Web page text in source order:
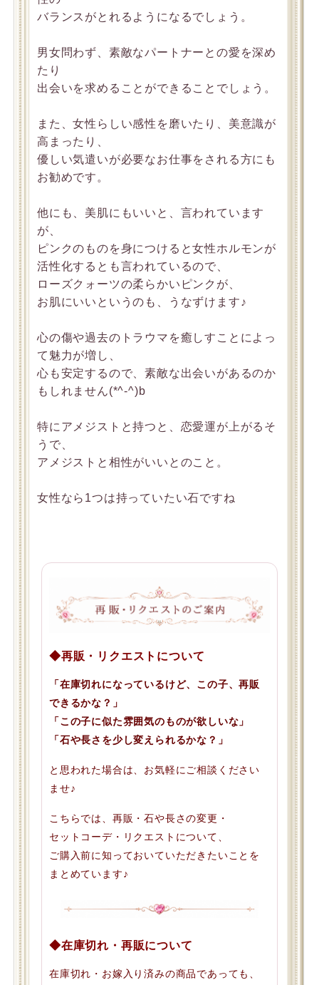
バランスがとれるようになるでしょう。
男女問わず、素敵なパートナーとの愛を深め
たり
出会いを求めることができることでしょう。
また、女性らしい感性を磨いたり、美意識が
高まったり、
優しい気遣いが必要なお仕事をされる方にも
お勧めです。
他にも、美肌にもいいと、言われています
が、
ピンクのものを身につけると女性ホルモンが
活性化するとも言われているので、
ローズクォーツの柔らかいピンクが、
お肌にいいというのも、うなずけます♪
心の傷や過去のトラウマを癒しすことによっ
て魅力が増し、
心も安定するので、素敵な出会いがあるのか
もしれません(*^-^)b
特にアメジストと持つと、恋愛運が上がるそ
うで、
アメジストと相性がいいとのこと。
女性なら1つは持っていたい石ですね
◆再販・リクエストについて
「在庫切れになっているけど、この子、再販
できるかな？」
「この子に似た雰囲気のものが欲しいな」
「石や長さを少し変えられるかな？」
と思われた場合は、お気軽にご相談ください
ませ♪
こちらでは、再販・石や長さの変更・
セットコーデ・リクエストについて、
ご購入前に知っておいていただきたいことを
まとめています♪
◆在庫切れ・再販について
在庫切れ・お嫁入り済みの商品であっても、